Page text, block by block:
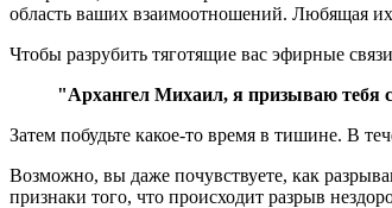
область ваших взаимоотношений. Любящая их
Чтобы разрубить тяготящие вас эфирные
"Архангел Михаил, я призываю тебя
Затем побудьте какое-то время в тишине. В
Возможно, вы даже почувствуете, как
признаки того, что происходит разрыв